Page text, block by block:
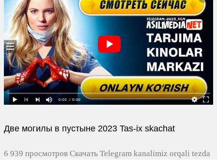
Две могилы в пустыне 2023 Tas-ix skachat
6 939 просмотров Скачать Telegram kanalimiz orqali tezda